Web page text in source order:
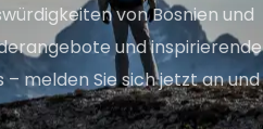
von Bosnien und
und inspirierende
melden Sie sich jetzt an und